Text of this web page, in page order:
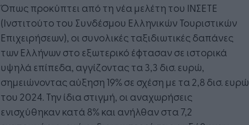
Όπως προκύπτει από τη νέα μελέτη του ΙΝΣΕΤΕ
(Ινστιτούτο του Συνδέσμου Ελληνικών Τουριστικών
Επιχειρήσεων), οι συνολικές ταξιδιωτικές δαπάνες
των Ελλήνων στο εξωτερικό έφτασαν σε ιστορικά
υψηλά επίπεδα, αγγίζοντας τα 3,3 δισ. ευρώ,
σημειώνοντας αύξηση 19% σε σχέση με τα 2,8 δισ. ευρώ
του 2024. Την ίδια στιγμή, οι αναχωρήσεις
ενισχύθηκαν κατά 8% και ανήλθαν στα 7,2